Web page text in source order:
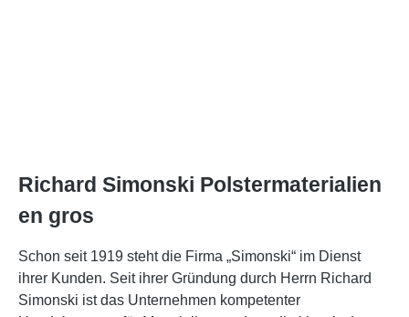
Richard Simonski Polstermaterialien
en gros
Schon seit 1919 steht die Firma „Simonski“ im Dienst
ihrer Kunden. Seit ihrer Gründung durch Herrn Richard
Simonski ist das Unternehmen kompetenter